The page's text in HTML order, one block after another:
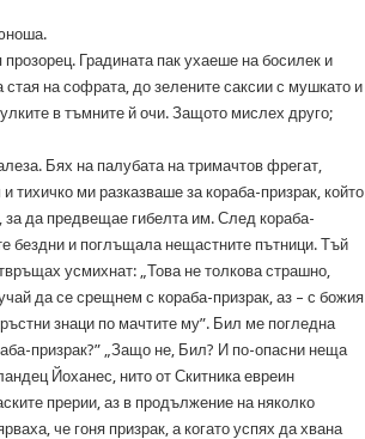
Градината пак ухаеше на босилек и
на софрата, до зелените саксии с мушкато и
в тъмните й очи. Защото мислех друго;
Бях на палубата на тримачтов фрегат,
ми разказваше за кораба-призрак, който
за да предвещае гибелта им. След кораба-
бездни и поглъщала нещастните пътници. Тъй
усмихнат: „Това не толкова страшно,
да се срещнем с кораба-призрак, аз – с божия
знаци по мачтите му”. Бил ме погледна
призрак?” „Защо не, Бил? И по-опасни неща
Йоханес, нито от Скитника евреин
прерии, аз в продължение на няколко
че гоня призрак, а когато успях да хвана